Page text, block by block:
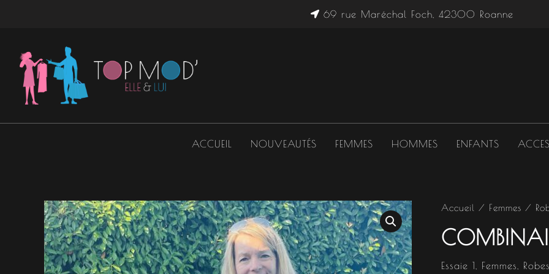
69 rue Maréchal Foch, 42300 Roanne
ACCUEIL NOUVEAUTÉS FEMMES HOMMES ENFANTS
Accueil / Femmes /
Essaie 1 Femmes